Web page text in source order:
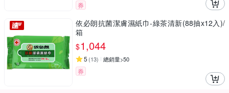
券
依必朗抗菌潔膚濕紙巾-綠茶清新(88抽x12入)/
箱
$1,044
5 (13) 總銷量>50
券